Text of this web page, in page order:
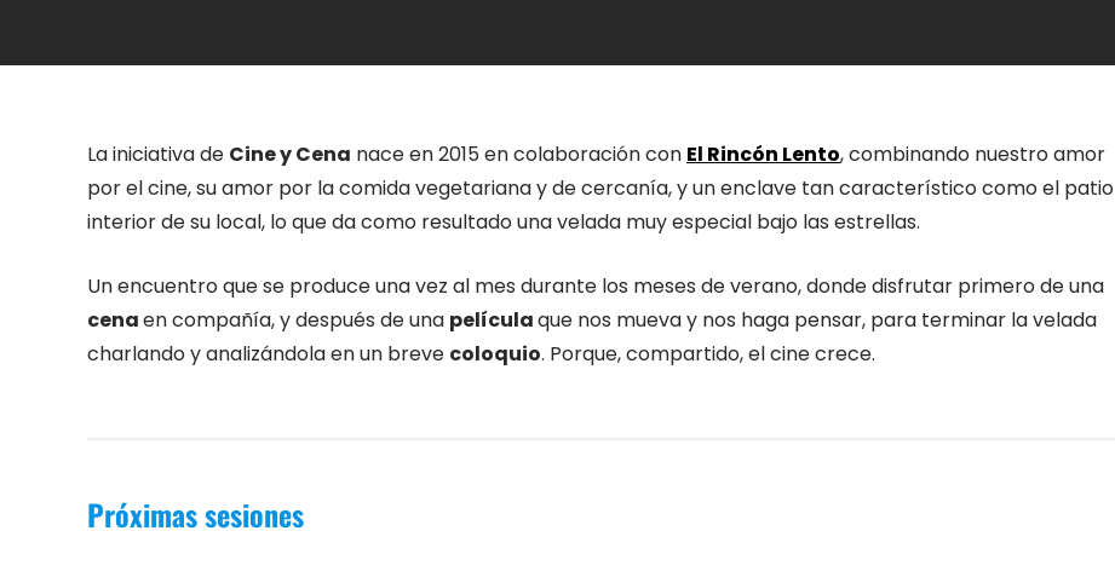
La iniciativa de Cine y Cena nace en 2015 en colaboración con El Rincón Lento, combinando nuestro amor
por el cine, su amor por la comida vegetariana y de cercanía, y un enclave tan característico como el patio
interior de su local, lo que da como resultado una velada muy especial bajo las estrellas.
Un encuentro que se produce una vez al mes durante los meses de verano, donde disfrutar primero de una
cenaen compañía, y después de una películaque nos mueva y nos haga pensar, para terminar la velada
charlando y analizándola en un breve coloquio. Porque, compartido, el cine crece.
Próximas sesiones